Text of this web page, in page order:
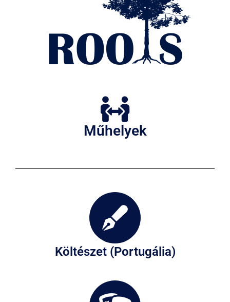
Műhelyek
Költészet (Portugália)